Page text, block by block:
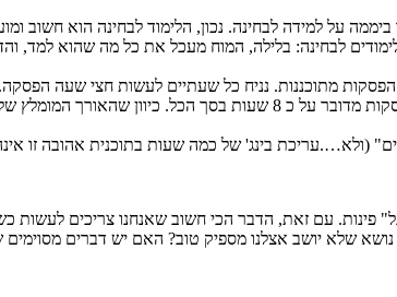
על למידה לבחינה. נכון, הלימוד לבחינה הוא חשוב
לבחינה: בלילה, המוח מעכל את כל מה שהוא למד,
מתוכננות. נניח כל שעתיים לעשות חצי שעה הפסקה.
(ולא….עריכת בינג' של כמה שעות בתוכנית אהובה זו
פינות. עם זאת, הדבר הכי חשוב שאנחנו צריכים לעשות
שלא יושב אצלנו מספיק טוב? האם יש דברים